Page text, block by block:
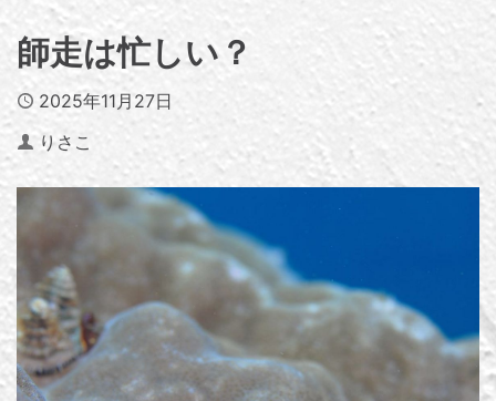
師走は忙しい？
Published
2025年11月27日
Author
りさこ